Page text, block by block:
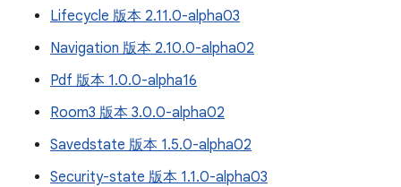
Lifecycle 版本 2.11.0-alpha03
Navigation 版本 2.10.0-alpha02
Pdf 版本 1.0.0-alpha16
Room3 版本 3.0.0-alpha02
Savedstate 版本 1.5.0-alpha02
Security-state 版本 1.1.0-alpha03